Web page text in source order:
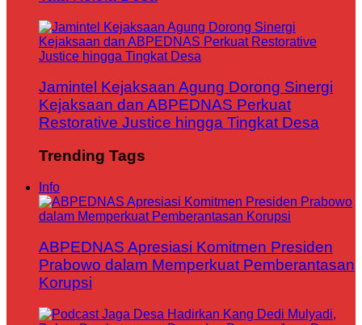
Jamintel Kejaksaan Agung Dorong Sinergi
Kejaksaan dan ABPEDNAS Perkuat
Restorative Justice hingga Tingkat Desa
Trending Tags
Info
ABPEDNAS Apresiasi Komitmen Presiden
Prabowo dalam Memperkuat Pemberantasan
Korupsi